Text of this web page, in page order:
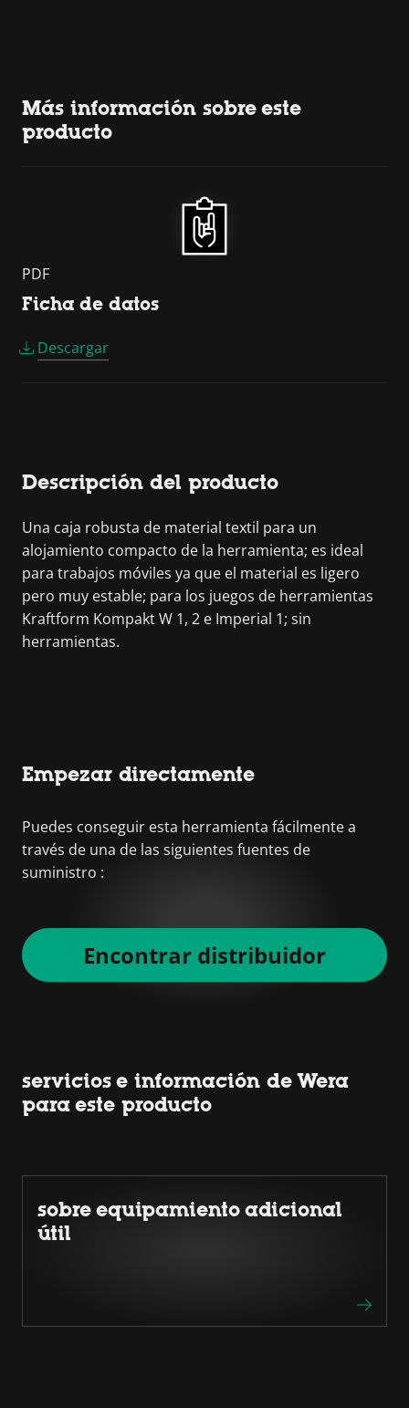
Más información sobre este
producto
PDF
Ficha de datos
Descargar
Descripción del producto
Una caja robusta de material textil para un
alojamiento compacto de la herramienta; es ideal
para trabajos móviles ya que el material es ligero
pero muy estable; para los juegos de herramientas
Kraftform Kompakt W 1, 2 e Imperial 1; sin
herramientas.
Empezar directamente
Puedes conseguir esta herramienta fácilmente a
través de una de las siguientes fuentes de
suministro :
Encontrar distribuidor
servicios e información de Wera
para este producto
sobre equipamiento adicional
útil